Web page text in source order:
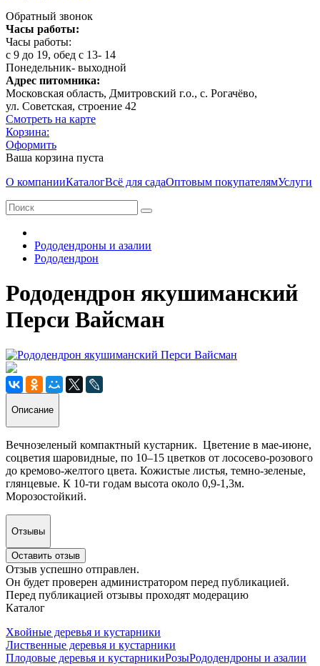
Обратный звонок
Часы работы:
Часы работы:
с 9 до 19, обед с 13- 14
Понедельник- выходной
Адрес питомника:
Московская область, Дмитровcкий г.о., с. Рогачёво,
ул. Советская, строение 42
Смотреть на карте
Корзина:
Оформить
Ваша корзина пуста
О компанииКаталогВсё для садаОптовым покупателямУслуги
Рододендроны и азалии
Рододендрон
Рододендрон якушиманский
Перси Вайсман
Описание
Вечнозеленый компактный кустарник. Цветение в мае-июне,
соцветия шаровидные, по 10–15 цветков от лососево-розового
до кремово-желтого цвета. Кожистые листья, темно-зеленые,
глянцевые. К 10-ти годам высота около 0,9-1,3м.
Морозостойкий.
Отзывы
Оставить отзыв
Отзыв успешно отправлен.
Он будет проверен администратором перед публикацией.
Перед публикацией отзывы проходят модерацию
Каталог
Хвойные деревья и кустарники
Лиственные деревья и кустарники
Плодовые деревья и кустарникиРозыРододендроны и азалии